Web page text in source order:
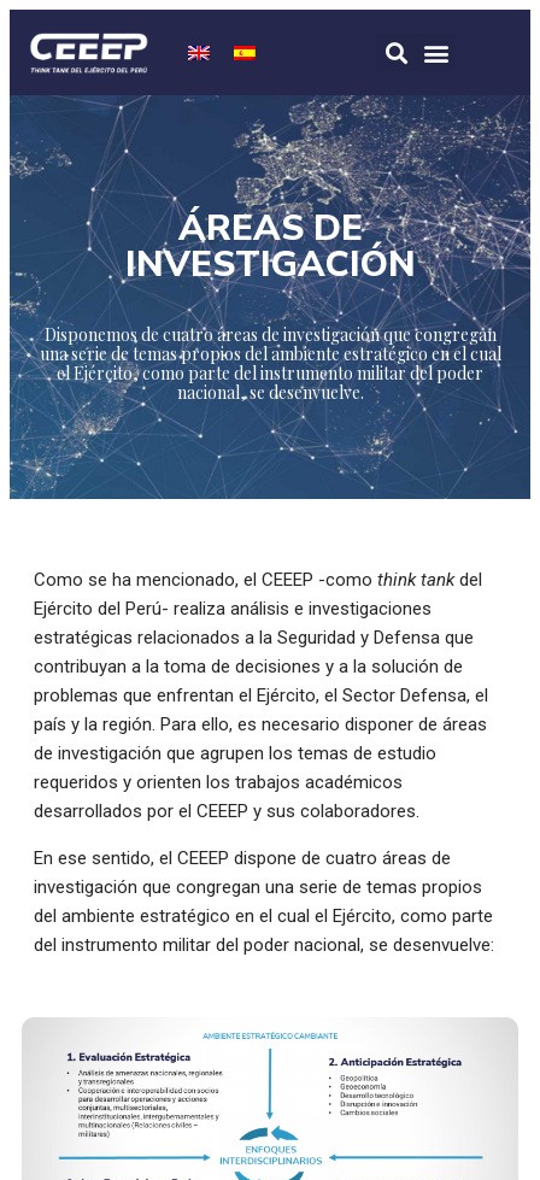
ÁREAS DE
INVESTIGACIÓN
Disponemos de cuatro áreas de investigación que congregan
una serie de temas propios del ambiente estratégico en el cual
el Ejército, como parte del instrumento militar del poder
nacional, se desenvuelve.
Como se ha mencionado, el CEEEP -como think tankdel
Ejército del Perú- realiza análisis e investigaciones
estratégicas relacionados a la Seguridad y Defensa que
contribuyan a la toma de decisiones y a la solución de
problemas que enfrentan el Ejército, el Sector Defensa, el
país y la región. Para ello, es necesario disponer de áreas
de investigación que agrupen los temas de estudio
requeridos y orienten los trabajos académicos
desarrollados por el CEEEP y sus colaboradores.
En ese sentido, el CEEEP dispone de cuatro áreas de
investigación que congregan una serie de temas propios
del ambiente estratégico en el cual el Ejército, como parte
del instrumento militar del poder nacional, se desenvuelve: